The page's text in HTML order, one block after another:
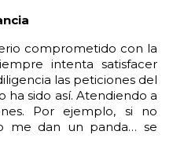
comprometido con la
intenta satisfacer
las peticiones del
ha sido así. Atendiendo a
Por ejemplo, si no
me dan un panda… se
19:00 19:30
21:00 21:30
23:00 23:30